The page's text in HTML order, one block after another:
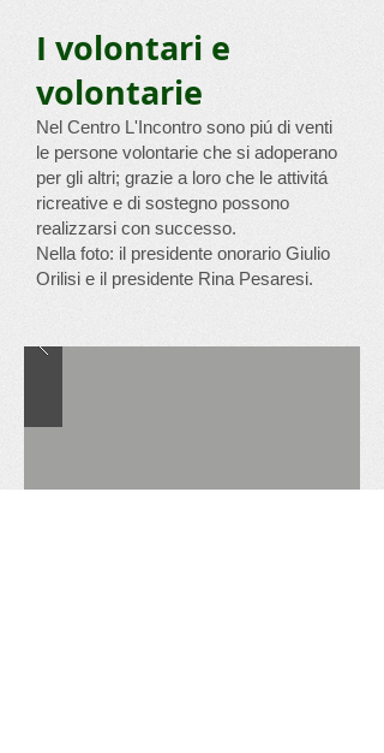
I volontari e
volontarie
Nel Centro L'Incontro sono piú di venti
le persone volontarie che si adoperano
per gli altri; grazie a loro che le attivitá
ricreative e di sostegno possono
realizzarsi con successo.
Nella foto: il presidente onorario Giulio
Orilisi e il presidente Rina Pesaresi.